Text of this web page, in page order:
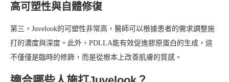
高可塑性與自體修復
第三，Juvelook的可塑性非常高，醫師可以根據患者的需求調整施
打的濃度與深度。此外，PDLLA能有效促進膠原蛋白的生成，這
不僅僅是臨時的修飾，而是從根本上改善肌膚的質感。